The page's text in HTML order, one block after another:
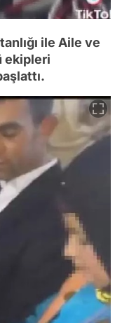
ile Aile ve
ekipleri